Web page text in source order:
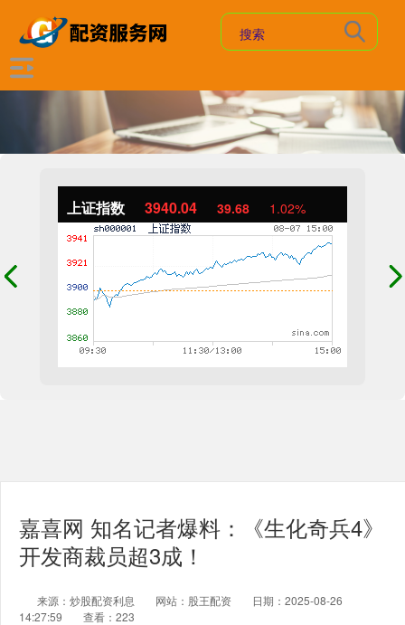
上证指数 3940.04 39.68 1.02%
嘉喜网 知名记者爆料：《生化奇兵4》
开发商裁员超3成！
来源：炒股配资利息 网站：股王配资
日期：2025-08-26
14:27:59
查看：223